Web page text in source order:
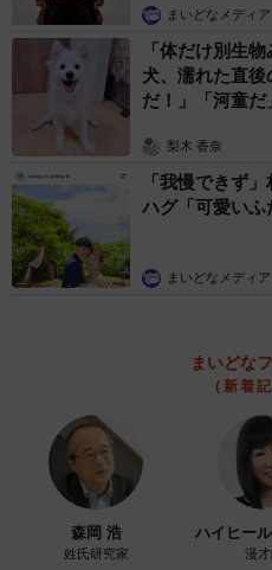
まいどなメディア
「体だけ別生
犬、濡れた直
だ！」「河童だ
梨木 香奈
「我慢できず
ハグ「可愛いふ
まいどなメディア
まいどな
（新着
森岡 浩
姓氏研究家
ハイヒー
漫